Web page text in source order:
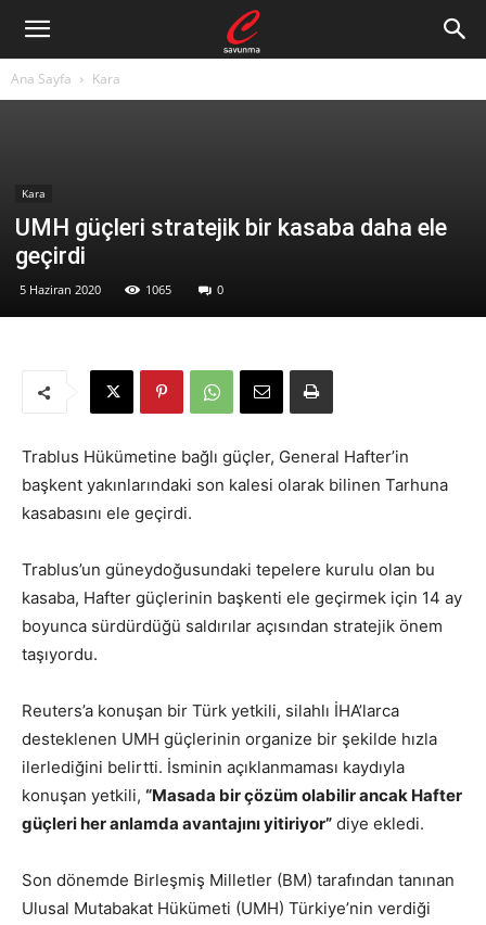
Ana Sayfa Kara
Kara
UMH güçleri stratejik bir kasaba daha ele
geçirdi
5 Haziran 2020 1065 0
Trablus Hükümetine bağlı güçler, General Hafter’in
başkent yakınlarındaki son kalesi olarak bilinen Tarhuna
kasabasını ele geçirdi.
Trablus’un güneydoğusundaki tepelere kurulu olan bu
kasaba, Hafter güçlerinin başkenti ele geçirmek için 14 ay
boyunca sürdürdüğü saldırılar açısından stratejik önem
taşıyordu.
Reuters’a konuşan bir Türk yetkili, silahlı İHA’larca
desteklenen UMH güçlerinin organize bir şekilde hızla
ilerlediğini belirtti. İsminin açıklanmaması kaydıyla
konuşan yetkili, “Masada bir çözüm olabilir ancak Hafter
güçleri her anlamda avantajını yitiriyor” diye ekledi.
Son dönemde Birleşmiş Milletler (BM) tarafından tanınan
Ulusal Mutabakat Hükümeti (UMH) Türkiye’nin verdiği